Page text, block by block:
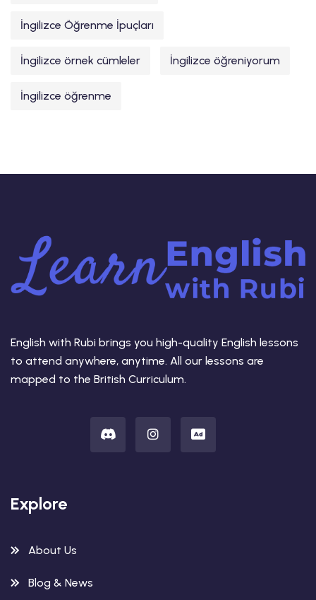
İngilizce Öğrenme İpuçları
İngilizce örnek cümleler İngilizce öğreniyorum
İngilizce öğrenme
English with Rubi brings you high-quality English lessons
to attend anywhere, anytime. All our lessons are
mapped to the British Curriculum.
Explore
About Us
Blog & News